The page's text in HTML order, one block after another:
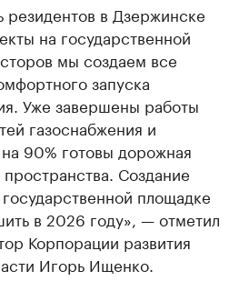
резидентов в Дзержинске
на государственной
мы создаем все
запуска
Уже завершены работы
газоснабжения и
90% готовы дорожная
Создание
площадке
в 2026 году», — отметил
Корпорации развития
Игорь Ищенко.